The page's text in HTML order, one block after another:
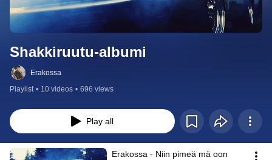
Shakkiruutu-albumi
Erakossa
Playlist • 10 videos • 696 views
Play all
Erakossa - Niin pimeä mä oon